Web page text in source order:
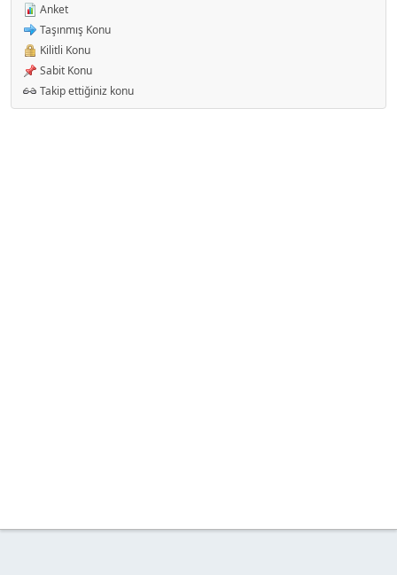
Anket
Taşınmış Konu
Kilitli Konu
Sabit Konu
Takip ettiğiniz konu